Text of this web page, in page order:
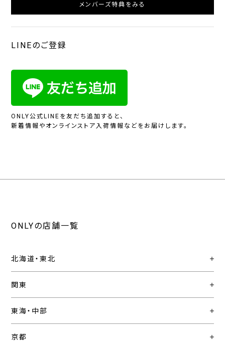
メンバーズ特典をみる
LINEのご登録
ONLY公式LINEを友だち追加すると、
新着情報やオンラインストア入荷情報などをお届けします。
ONLYの店舗一覧
北海道・東北
関東
東海・中部
京都